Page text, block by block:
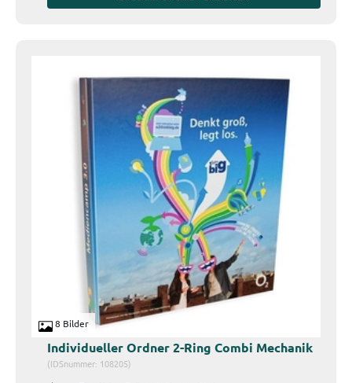
8 Bilder
Individueller Ordner 2-Ring Combi Mechanik
(IDSnummer: 108205)